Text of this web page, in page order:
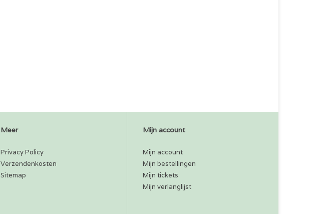
Meer
Privacy Policy
Verzendenkosten
Sitemap
Mijn account
Mijn account
Mijn bestellingen
Mijn tickets
Mijn verlanglijst